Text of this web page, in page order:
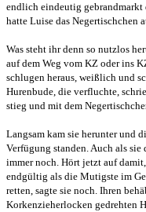
endlich eindeutig gebrandmarkt
hatte Luise das Negertischchen
Was steht ihr denn so nutzlos
auf dem Weg vom KZ oder ins
schlugen heraus, weißlich und
Hurenbude, die verfluchte,
stieg und mit dem
Langsam kam sie herunter und
Verfügung standen. Auch als
immer noch. Hört jetzt auf damit,
endgültig als die Mutigste im
retten, sagte sie noch. Ihren
Korkenzieherlocken gedrehten